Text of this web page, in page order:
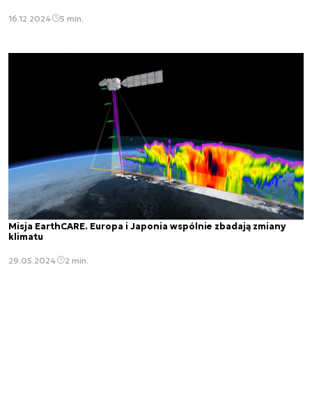
16.12.2024 5 min.
Misja EarthCARE. Europa i Japonia wspólnie zbadają zmiany
klimatu
29.05.2024 2 min.